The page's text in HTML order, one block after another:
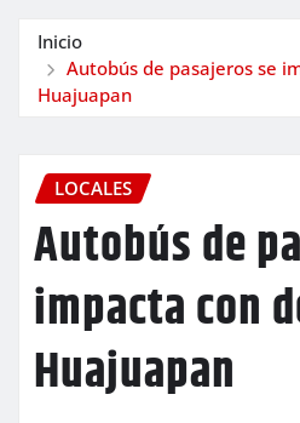
Inicio
Autobús de pasajeros se
Huajuapan
LOCALES
Autobús de
impacta con
Huajuapan